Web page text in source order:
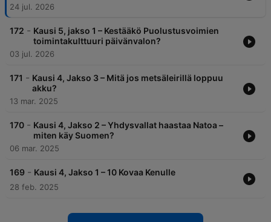
24 jul. 2026
172 - Kausi 5, jakso 1 – Kestääkö Puolustusvoimien
toimintakulttuuri päivänvalon?
03 jul. 2026
171 - Kausi 4, Jakso 3 – Mitä jos metsäleirillä loppuu
akku?
13 mar. 2025
170 - Kausi 4, Jakso 2 – Yhdysvallat haastaa Natoa –
miten käy Suomen?
06 mar. 2025
169 - Kausi 4, Jakso 1 – 10 Kovaa Kenulle
28 feb. 2025